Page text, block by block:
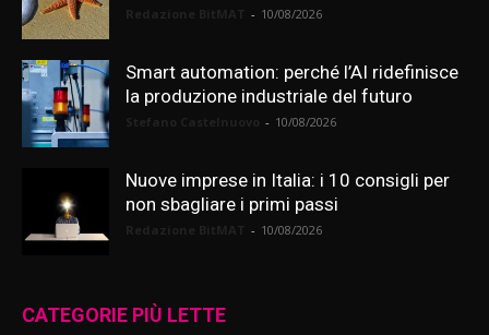
- 10/08/2026
Smart automation: perché l’AI ridefinisce
la produzione industriale del futuro
- 10/08/2026
Nuove imprese in Italia: i 10 consigli per
non sbagliare i primi passi
- 10/08/2026
CATEGORIE PIÙ LETTE